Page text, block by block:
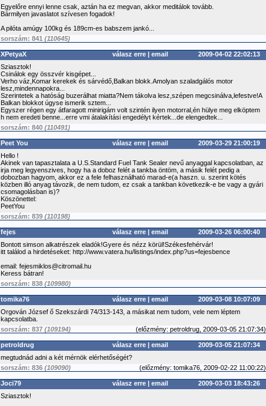
Egyelőre ennyi lenne csak, aztán ha ez megvan, akkor meditálok tovább.
Bármilyen javaslatot szívesen fogadok!
A pilóta amúgy 100kg és 189cm-es babszem jankó...
sorszám: 841 (110645)
XPetyaX válasz erre | email
2009-04-02 22:02:13
Sziasztok!
Csinálok egy összvér kisgépet...
Verho váz,Komar kerekek és sárvédő,Balkan blokk.Amolyan szaladgálós motor
lesz,mindennapokra...
Szerintetek a hatóság buzerálhat miatta?Nem tákolva lesz,szépen megcsinálva,lefestve!A
Balkan blokkot úgyse ismerik sztem...
Egyszer régen egy átfaragott minirigám volt szintén ilyen motorral,én hülye meg elköptem
h nem eredeti benne...erre vmi átalakítási engedélyt kértek...de elengedtek...
sorszám: 840 (110491)
Peet You válasz erre | email
2009-03-29 21:00:19
Hello !
Akinek van tapasztalata a U.S.Standard Fuel Tank Sealer nevű anyaggal kapcsolatban, az
irja meg legyenszives, hogy ha a doboz felét a tankba öntöm, a másik felét pedig a
dobozban hagyom, akkor ez a fele felhasználható marad-e(a haszn. u. szerint kötés
közben illó anyag távozik, de nem tudom, ez csak a tankban következik-e be vagy a gyári
csomagolásban is)?
Köszönettel:
PeetYou
sorszám: 839 (110198)
fejes válasz erre | email
2009-03-26 06:00:40
Bontott simson alkatrészek eladók!Gyere és nézz körül!Székesfehérvár!
itt találod a hirdetéseket: http://www.vatera.hu/listings/index.php?us=fejesbence
email: fejesmiklos@citromail.hu
Keress bátran!
sorszám: 838 (109980)
tomika76 válasz erre | email
2009-03-08 10:07:09
Orgován József ő Szekszárdi 74/313-143, a másikat nem tudom, vele nem léptem
kapcsolatba.
sorszám: 837 (109194) (előzmény: petroldrug, 2009-03-05 21:07:34)
petroldrug válasz erre | email
2009-03-05 21:07:34
megtudnád adni a két mérnök elérhetőségét?
sorszám: 836 (109090) (előzmény: tomika76, 2009-02-22 11:00:22)
Joci79 válasz erre | email
2009-03-03 18:43:26
Sziasztok!